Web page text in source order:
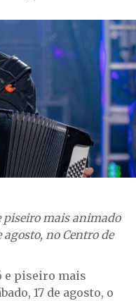
piseiro mais animado
no Centro de
e piseiro mais
17 de agosto, o